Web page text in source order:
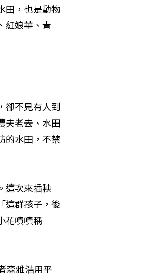
田，也是動物
紅娘華、青
卻不見有人到
夫老去、水田
的水田，不禁
這次來插秧
這群孩子，後
花嘖嘖稱
森雅浩用平